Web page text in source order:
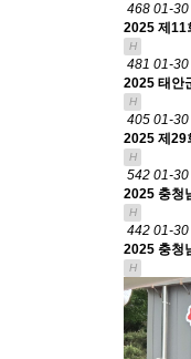
468 01-30
2025 제11
H
481 01-30
2025 태안
H
405 01-30
2025 제29
H
542 01-30
2025 충청
H
442 01-30
2025 충청
H